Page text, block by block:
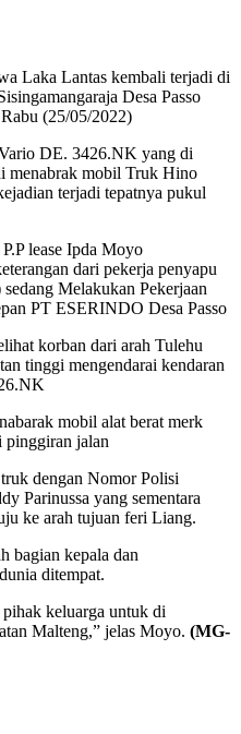
Laka Lantas kembali terjadi di
Desa Passo
(25/05/2022)
DE. 3426.NK yang di
menabrak mobil Truk Hino
terjadi tepatnya pukul
lease Ipda Moyo
dari pekerja penyapu
Melakukan Pekerjaan
PT ESERINDO Desa Passo
korban dari arah Tulehu
tinggi mengendarai kendaran
mobil alat berat merk
pinggiran jalan
dengan Nomor Polisi
Parinussa yang sementara
ke arah tujuan feri Liang.
bagian kepala dan
ditempat.
keluarga untuk di
Malteng,” jelas Moyo. (MG-